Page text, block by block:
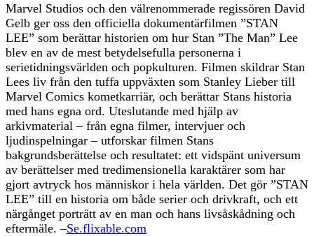
Marvel Studios och den välrenommerade regissören David
Gelb ger oss den officiella dokumentärfilmen ”STAN
LEE” som berättar historien om hur Stan ”The Man” Lee
blev en av de mest betydelsefulla personerna i
serietidningsvärlden och popkulturen. Filmen skildrar Stan
Lees liv från den tuffa uppväxten som Stanley Lieber till
Marvel Comics kometkarriär, och berättar Stans historia
med hans egna ord. Uteslutande med hjälp av
arkivmaterial – från egna filmer, intervjuer och
ljudinspelningar – utforskar filmen Stans
bakgrundsberättelse och resultatet: ett vidspänt universum
av berättelser med tredimensionella karaktärer som har
gjort avtryck hos människor i hela världen. Det gör ”STAN
LEE” till en historia om både serier och drivkraft, och ett
närgånget porträtt av en man och hans livsåskådning och
eftermäle. –Se.flixable.com